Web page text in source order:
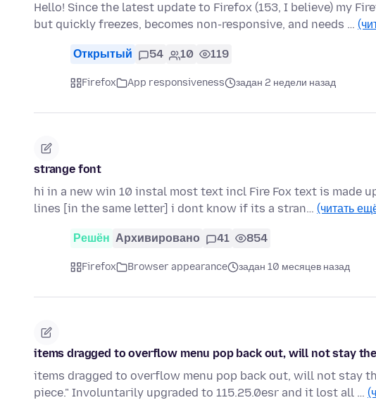
Hello! Since the latest update to Firefox (153, I believe) my
but quickly freezes, becomes non-responsive, and needs …
Открытый 54 10 119
Firefox App responsiveness задан 2 недели назад
strange font
hi in a new win 10 instal most text incl Fire Fox text is made
lines [in the same letter] i dont know if its a stran… (читать
Решён Архивировано 41 854
Firefox Browser appearance задан 10 месяцев назад
items dragged to overflow menu pop back out, will not stay
items dragged to overflow menu pop back out, will not stay
piece." Involuntarily upgraded to 115.25.0esr and it lost all …